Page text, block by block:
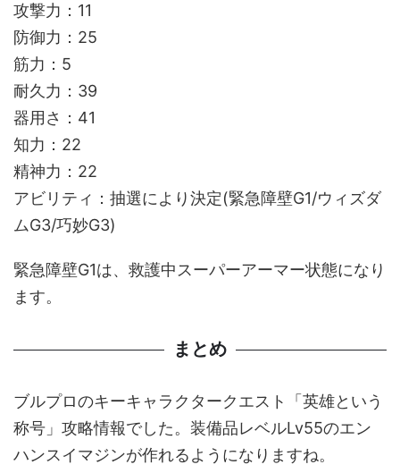
攻撃力：11
防御力：25
筋力：5
耐久力：39
器用さ：41
知力：22
精神力：22
アビリティ：抽選により決定(緊急障壁G1/ウィズダ
ムG3/巧妙G3)
緊急障壁G1は、救護中スーパーアーマー状態になり
ます。
まとめ
ブルプロのキーキャラクタークエスト「英雄という
称号」攻略情報でした。装備品レベルLv55のエン
ハンスイマジンが作れるようになりますね。